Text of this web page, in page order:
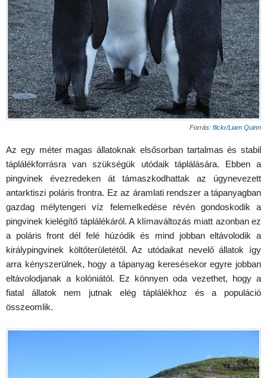
Forrás: flickr/Liam Quinn
Az egy méter magas állatoknak elsősorban tartalmas és stabil
táplálékforrásra van szükségük utódaik táplálására. Ebben a
pingvinek évezredeken át támaszkodhattak az úgynevezett
antarktiszi poláris frontra. Ez az áramlati rendszer a tápanyagban
gazdag mélytengeri víz felemelkedése révén gondoskodik a
pingvinek kielégítő táplálékáról. A klímaváltozás miatt azonban ez
a poláris front dél felé húzódik és mind jobban eltávolodik a
királypingvinek költőterületétől. Az utódaikat nevelő állatok így
arra kényszerülnek, hogy a tápanyag keresésekor egyre jobban
eltávolodjanak a kolóniától. Ez könnyen oda vezethet, hogy a
fiatal állatok nem jutnak elég táplálékhoz és a populáció
összeomlik.